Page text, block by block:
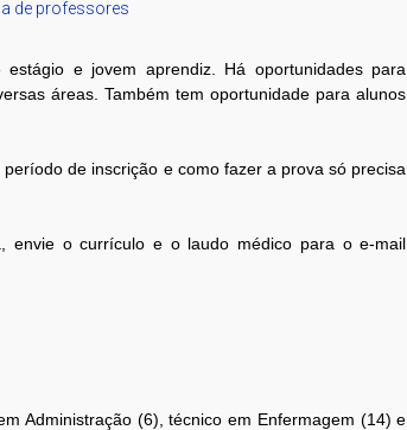
de professores
e jovem aprendiz. Há oportunidades para
áreas. Também tem oportunidade para alunos
de inscrição e como fazer a prova só precisa
envie o currículo e o laudo médico para o e-mail
Administração (6), técnico em Enfermagem (14) e